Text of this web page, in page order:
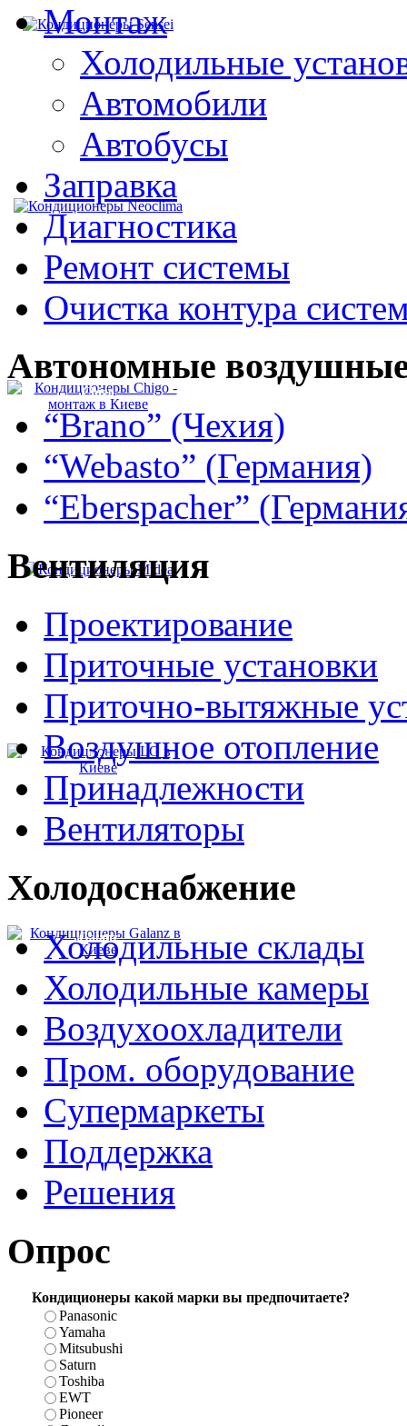
Neoclima
Сhigo
Midea
LG
Galanz
Монтаж
Холодильные
Автомобили
Автобусы
Заправка
Диагностика
Ремонт системы
Очистка контура
Автономные
“Brano” (Чехия)
“Webasto” (Германия)
“Eberspacher”
Вентиляция
Проектирование
Приточные установки
Приточно-вытяжные
Воздушное отопление
Принадлежности
Вентиляторы
Холодоснабжение
Холодильные склады
Холодильные камеры
Воздухоохладители
Пром. оборудование
Cупермаркеты
Поддержка
Решения
Опрос
Кондиционеры какой марки вы предпочитаете?
Panasonic
Yamaha
Mitsubushi
Saturn
Toshiba
EWT
Pioneer